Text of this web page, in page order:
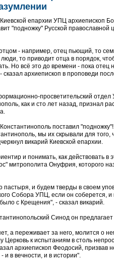
епархии УПЦ архиепископ
"подножку" Русской православной
- например, отец пьющий, то
то приводит отца в порядок,
Но всё это до времени - пока отец
сказал архиепископ в проповеди
просветительский
как и сто лет назад, признал
поставил
мы их скрывали для
викарий Киевской епархии.
и понимать, как действовать в
митрополита Онуфрия, которого
пастыря, и будем тверды в своем
Собора УПЦ, если он соберется,
с Крещения", - сказал викарий.
Синод он предлагает
а переживает за него, молится о
Церковь к испытаниям в столь
архиепископ Феодосий, призвав
и в вечности, и в истории".